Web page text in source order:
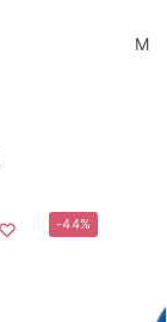
M
-44%